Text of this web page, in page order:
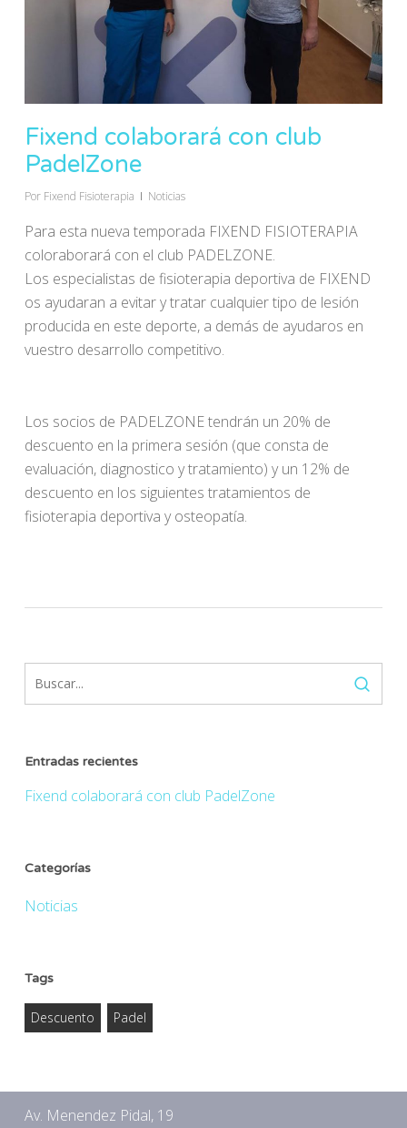
Fixend colaborará con club
PadelZone
Por Fixend Fisioterapia Noticias
Para esta nueva temporada FIXEND FISIOTERAPIA
coloraborará con el club PADELZONE.
Los especialistas de fisioterapia deportiva de FIXEND
os ayudaran a evitar ytratar cualquier tipo de lesión
producida en este deporte, a demás de ayudaros en
vuestro desarrollo competitivo.
Los socios de PADELZONE tendrán un 20% de
descuento en la primera sesión (que consta de
evaluación, diagnostico y tratamiento) y un 12% de
descuento en los siguientes tratamientos de
fisioterapia deportiva y osteopatía.
Entradas recientes
Fixend colaborará con club PadelZone
Categorías
Noticias
Tags
Descuento Padel
Av. Menendez Pidal, 19